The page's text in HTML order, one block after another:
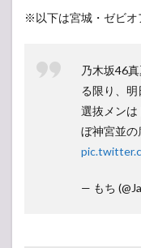
2017
大阪
座席
※以下は宮城・ゼビオ
乃木坂46
る限り、
選抜メンは
ぼ神宮並の
— もち